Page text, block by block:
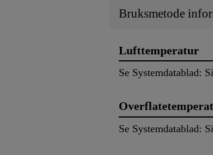
Bruksmetode
Lufttemperatur
Se Systemdatablad:
Se Systemdatablad: